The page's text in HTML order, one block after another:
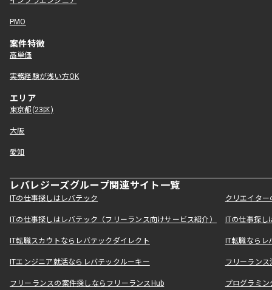
PMO
案件特徴
高単価
実務経験が浅い方OK
エリア
東京都(23区)
大阪
愛知
レバレジーズグループ関連サイト一覧
ITの仕事探しはレバテック クリエイタ
ITの仕事探しはレバテック（フリーランス向けサービス紹介） ITの仕事探
IT転職スカウトならレバテックダイレクト IT転職なら
ITエンジニア就活ならレバテックルーキー フリーラン
フリーランスの案件探しならフリーランスHub プログラミ